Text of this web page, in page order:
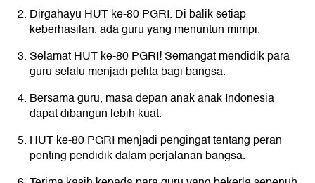
Dirgahayu HUT ke-80 PGRI. Di balik setiap
keberhasilan, ada guru yang menuntun mimpi.
Selamat HUT ke-80 PGRI! Semangat mendidik para
guru selalu menjadi pelita bagi bangsa.
Bersama guru, masa depan anak anak Indonesia
dapat dibangun lebih kuat.
HUT ke-80 PGRI menjadi pengingat tentang peran
penting pendidik dalam perjalanan bangsa.